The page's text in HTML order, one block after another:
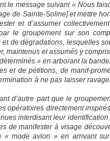
le message suivant « Nous
de Sainte-Soline] et mettre
et d’assumer
le groupement sur son
et de dégradations, lesquelles
maintenus et assumés y
» en arborant la
et de pétitions, de manif-
à ne pas laisser
d’autre part que le
opératoires directement
interdisant leur
de manifester à visage
« mode avion » en arrivant